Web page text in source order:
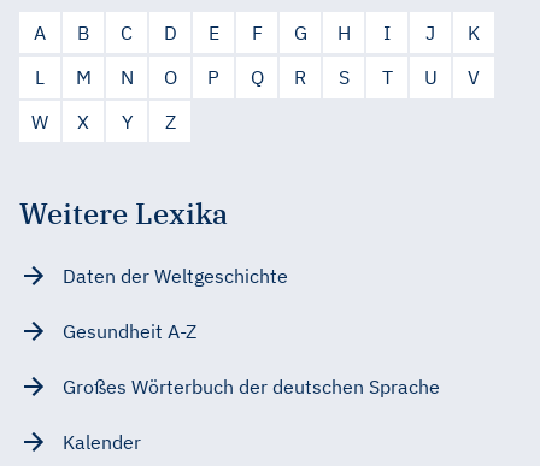
A B C D E F G H I J
K
L
M N O P Q R S T U
V
W
X Y Z
Weitere Lexika
Daten der Weltgeschichte
Gesundheit A-Z
Großes Wörterbuch der deutschen Sprache
Kalender